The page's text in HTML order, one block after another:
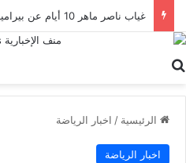
غياب ناصر ماهر 10 أيام عن بيراميدز بسبب الإصابة
الرئيسية / اخبار الرياضة
اخبار الرياضة